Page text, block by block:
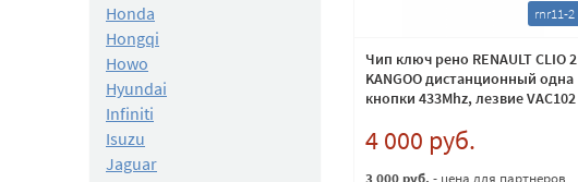
Honda
Hongqi
Howo
Hyundai
Infiniti
Isuzu
Jaguar
rnr11-2
Чип ключ рено RENAULT CLIO 2
KANGOO дистанционный одна
кнопки 433Mhz, лезвие VAC102
4 000 руб.
3 000 руб. - цена для партнеров